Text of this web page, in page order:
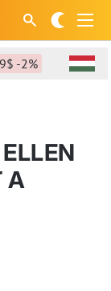
2% XRP
A